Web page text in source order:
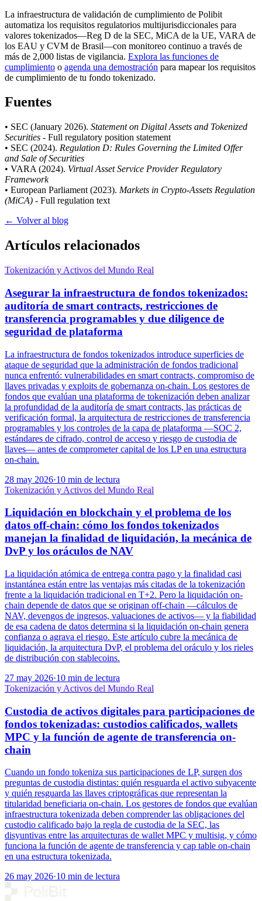
La infraestructura de validación de cumplimiento de Polibit
automatiza los requisitos regulatorios multijurisdiccionales para
valores tokenizados—Reg D de la SEC, MiCA de la UE, VARA de
los EAU y CVM de Brasil—con monitoreo continuo a través de
más de 2,000 listas de vigilancia. Explora las funciones de
cumplimiento o agenda una demostración para mapear los requisitos
de cumplimiento de tu fondo tokenizado.
Fuentes
• SEC (January 2026). Statement on Digital Assets and Tokenized
Securities - Full regulatory position statement
• SEC (2024). Regulation D: Rules Governing the Limited Offer
and Sale of Securities
• VARA (2024). Virtual Asset Service Provider Regulatory
Framework
• European Parliament (2023). Markets in Crypto-Assets Regulation
(MiCA) - Full regulation text
← Volver al blog
Artículos relacionados
Tokenización y Activos del Mundo Real
Asegurar la infraestructura de fondos tokenizados:
auditoría de smart contracts, restricciones de
transferencia programables y due diligence de
seguridad de plataforma
La infraestructura de fondos tokenizados introduce superficies de
ataque de seguridad que la administración de fondos tradicional
nunca enfrentó: vulnerabilidades en smart contracts, compromiso de
llaves privadas y exploits de gobernanza on-chain. Los gestores de
fondos que evalúan una plataforma de tokenización deben analizar
la profundidad de la auditoría de smart contracts, las prácticas de
verificación formal, la arquitectura de restricciones de transferencia
programables y los controles de la capa de plataforma —SOC 2,
estándares de cifrado, control de acceso y riesgo de custodia de
llaves— antes de comprometer capital de los LP en una estructura
on-chain.
28 may 2026·10 min de lectura
Tokenización y Activos del Mundo Real
Liquidación en blockchain y el problema de los
datos off-chain: cómo los fondos tokenizados
manejan la finalidad de liquidación, la mecánica de
DvP y los oráculos de NAV
La liquidación atómica de entrega contra pago y la finalidad casi
instantánea están entre las ventajas más citadas de la tokenización
frente a la liquidación tradicional en T+2. Pero la liquidación on-
chain depende de datos que se originan off-chain —cálculos de
NAV, devengos de ingresos, valuaciones de activos— y la fiabilidad
de esa cadena de datos determina si la liquidación on-chain genera
confianza o agrava el riesgo. Este artículo cubre la mecánica de
liquidación, la arquitectura DvP, el problema del oráculo y los rieles
de distribución con stablecoins.
27 may 2026·10 min de lectura
Tokenización y Activos del Mundo Real
Custodia de activos digitales para participaciones de
fondos tokenizadas: custodios calificados, wallets
MPC y la función de agente de transferencia on-
chain
Cuando un fondo tokeniza sus participaciones de LP, surgen dos
preguntas de custodia distintas: quién resguarda el activo subyacente
y quién resguarda las llaves criptográficas que representan la
titularidad beneficiaria on-chain. Los gestores de fondos que evalúan
infraestructura tokenizada deben comprender las obligaciones del
custodio calificado bajo la regla de custodia de la SEC, las
disyuntivas entre las arquitecturas de wallet MPC y multisig, y cómo
funciona la función de agente de transferencia y cap table on-chain
en una estructura tokenizada.
26 may 2026·10 min de lectura